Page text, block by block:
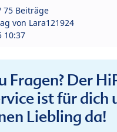
75 Beiträge
von Lara121924
10:37
Fragen? Der
ist für dich
Liebling da!